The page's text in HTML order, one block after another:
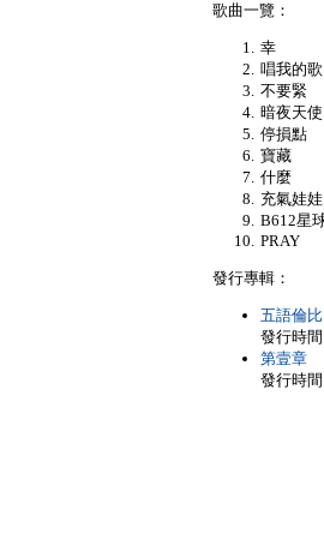
歌曲一覽：
幸
唱我的歌
不要緊
暗夜天使
停損點
寶藏
什麼
充氣娃娃
B612星
PRAY
發行專輯：
五語倫
發行時
第壹章
發行時